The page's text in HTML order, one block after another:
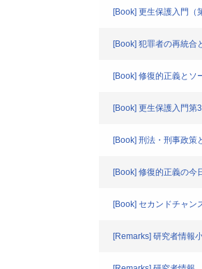
[Book] 更生保護入門（
[Book] 犯罪者の再統
[Book] 修復的正義とソ
[Book] 更生保護入門第
[Book] 刑法・刑事政策
[Book] 修復的正義の今
[Book] セカンドチャン
[Remarks] 研究者情報